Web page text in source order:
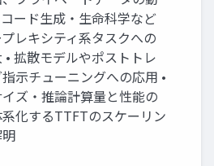
ード生成・生命科学など
レキシティ系タスクへの
• 拡散モデルやポストトレ
示チューニングへの応用 •
ズ・推論計算量と性能の
化するTTFTのスケーリン